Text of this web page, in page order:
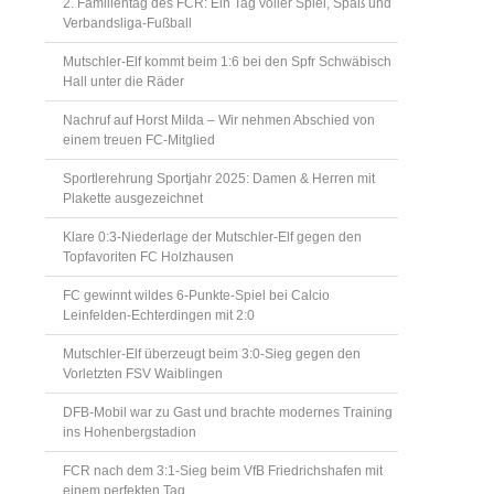
2. Familientag des FCR: Ein Tag voller Spiel, Spaß und
Verbandsliga-Fußball
Mutschler-Elf kommt beim 1:6 bei den Spfr Schwäbisch
Hall unter die Räder
Nachruf auf Horst Milda – Wir nehmen Abschied von
einem treuen FC-Mitglied
Sportlerehrung Sportjahr 2025: Damen & Herren mit
Plakette ausgezeichnet
Klare 0:3-Niederlage der Mutschler-Elf gegen den
Topfavoriten FC Holzhausen
FC gewinnt wildes 6-Punkte-Spiel bei Calcio
Leinfelden-Echterdingen mit 2:0
Mutschler-Elf überzeugt beim 3:0-Sieg gegen den
Vorletzten FSV Waiblingen
DFB-Mobil war zu Gast und brachte modernes Training
ins Hohenbergstadion
FCR nach dem 3:1-Sieg beim VfB Friedrichshafen mit
einem perfekten Tag